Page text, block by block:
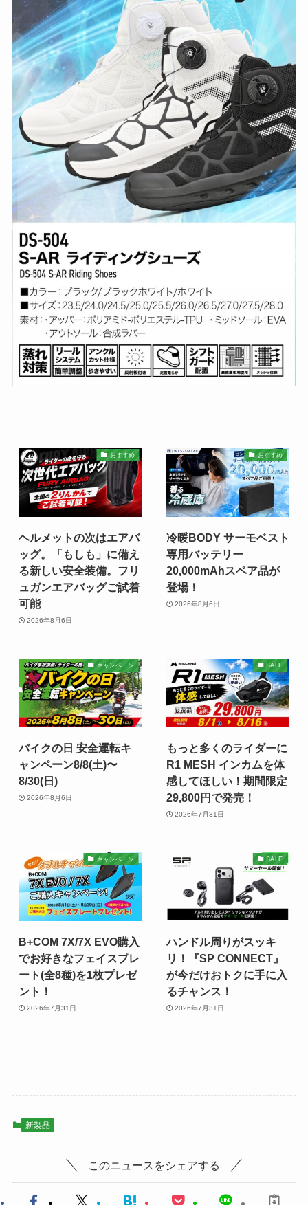
おすすめ
ヘルメットの次はエアバ
ッグ。「もしも」に備え
る新しい安全装備。フリ
ュガンエアバッグご試着
可能
2026年8月6日
おすすめ
冷暖BODY サーモベスト
専用バッテリー
20,000mAhスペア品が
登場！
2026年8月6日
キャンペーン
バイクの日 安全運転キ
ャンペーン8/8(土)〜
8/30(日)
2026年8月6日
SALE
もっと多くのライダーに
R1 MESH インカムを体
感してほしい！期間限定
29,800円で発売！
2026年7月31日
キャンペーン
B+COM 7X/7X EVO購入
でお好きなフェイスプレ
ート(全8種)を1枚プレゼ
ント！
2026年7月31日
SALE
ハンドル周りがスッキ
リ！『SP CONNECT』
が今だけおトクに手に入
るチャンス！
2026年7月31日
新製品
このニュースをシェアする